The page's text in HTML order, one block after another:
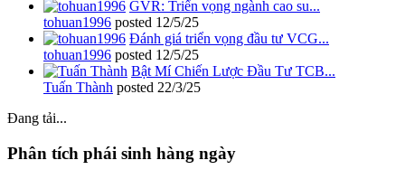
GVR: Triển vọng ngành cao su...
tohuan1996 posted 12/5/25
Đánh giá triển vọng đầu tư VCG...
tohuan1996 posted 12/5/25
Bật Mí Chiến Lược Đầu Tư TCB...
Tuấn Thành posted 22/3/25
Đang tải...
Phân tích phái sinh hàng ngày